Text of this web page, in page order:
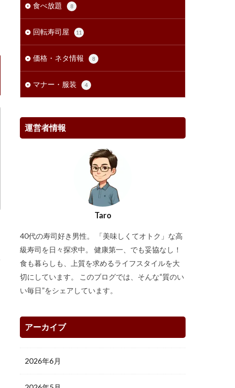
食べ放題 8
回転寿司屋 11
価格・ネタ情報 8
マナー・服装 4
運営者情報
Taro
40代の寿司好き男性。 「美味しくてオトク」な高
級寿司を日々探求中。 健康第一、でも妥協なし！
食も暮らしも、上質を求めるライフスタイルを大
切にしています。 このブログでは、そんな“質のい
い毎日”をシェアしています。
アーカイブ
2026年6月